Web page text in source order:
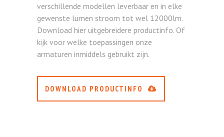
verschillende modellen leverbaar en in elke
gewenste lumen stroom tot wel 12000lm.
Download hier uitgebreidere productinfo. Of
kijk voor welke toepassingen onze
armaturen inmiddels gebruikt zijn.
DOWNLOAD PRODUCTINFO